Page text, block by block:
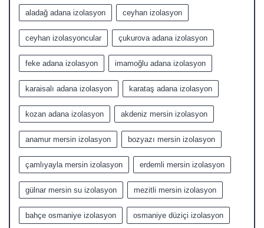
aladağ adana izolasyon ceyhan izolasyon
ceyhan izolasyoncular çukurova adana izolasyon
feke adana izolasyon imamoğlu adana izolasyon
karaisalı adana izolasyon karataş adana izolasyon
kozan adana izolasyon akdeniz mersin izolasyon
anamur mersin izolasyon bozyazı mersin izolasyon
çamlıyayla mersin izolasyon erdemli mersin izolasyon
gülnar mersin su izolasyon mezitli mersin izolasyon
bahçe osmaniye izolasyon osmaniye düziçi izolasyon